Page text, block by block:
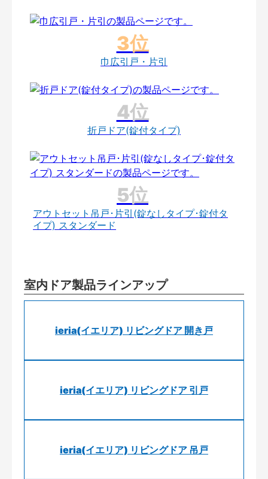
巾広引戸・片引
折戸ドア(錠付タイプ)
アウトセット吊戸･片引(錠なしタイプ･錠付タ
イプ) スタンダード
室内ドア製品ラインアップ
ieria(イエリア) リビングドア 開き戸
ieria(イエリア) リビングドア 引戸
ieria(イエリア) リビングドア 吊戸